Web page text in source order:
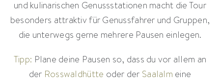
und kulinarischen Genussstationen macht die Tour
besonders attraktiv für Genussfahrer und Gruppen,
die unterwegs gerne mehrere Pausen einlegen.
Tipp: Plane deine Pausen so, dass du vor allem an
der Rosswaldhütte oder der Saalalm eine